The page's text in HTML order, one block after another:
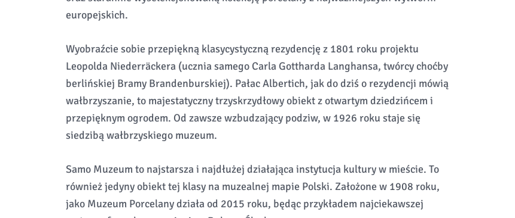
europejskich.
Wyobraźcie sobie przepiękną klasycystyczną rezydencję z 1801 roku projektu
Leopolda Niederräckera (ucznia samego Carla Gottharda Langhansa, twórcy choćby
berlińskiej Bramy Brandenburskiej). Pałac Albertich, jak do dziś o rezydencji mówią
wałbrzyszanie, to majestatyczny trzyskrzydłowy obiekt z otwartym dziedzińcem i
przepięknym ogrodem. Od zawsze wzbudzający podziw, w 1926 roku staje się
siedzibą wałbrzyskiego muzeum.
Samo Muzeum to najstarsza i najdłużej działająca instytucja kultury w mieście. To
również jedyny obiekt tej klasy na muzealnej mapie Polski. Założone w 1908 roku,
jako Muzeum Porcelany działa od 2015 roku, będąc przykładem najciekawszej